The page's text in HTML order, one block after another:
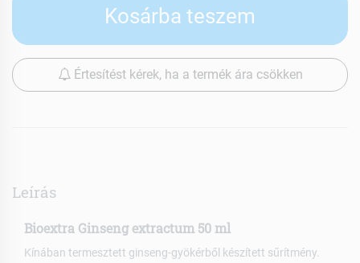
Kosárba teszem
Értesítést kérek, ha a termék ára csökken
Leírás
Bioextra Ginseng extractum 50 ml
Kínában termesztett ginseng-gyökérből készített sűrítmény.